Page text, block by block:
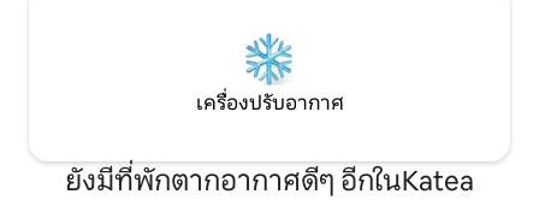
เครื่องปรับอากาศ
ยังมีที่พักตากอากาศดีๆ อีกในKatea